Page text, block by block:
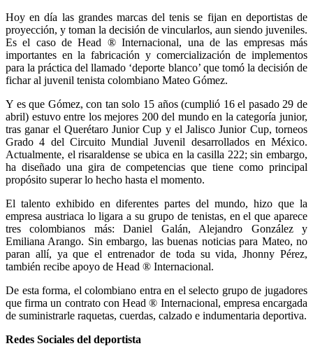
Hoy en día las grandes marcas del tenis se fijan en deportistas de
proyección, y toman la decisión de vincularlos, aun siendo juveniles.
Es el caso de Head ® Internacional, una de las empresas más
importantes en la fabricación y comercialización de implementos
para la práctica del llamado ‘deporte blanco’ que tomó la decisión de
fichar al juvenil tenista colombiano Mateo Gómez.
Y es que Gómez, con tan solo 15 años (cumplió 16 el pasado 29 de
abril) estuvo entre los mejores 200 del mundo en la categoría junior,
tras ganar el Querétaro Junior Cup y el Jalisco Junior Cup, torneos
Grado 4 del Circuito Mundial Juvenil desarrollados en México.
Actualmente, el risaraldense se ubica en la casilla 222; sin embargo,
ha diseñado una gira de competencias que tiene como principal
propósito superar lo hecho hasta el momento.
El talento exhibido en diferentes partes del mundo, hizo que la
empresa austriaca lo ligara a su grupo de tenistas, en el que aparece
tres colombianos más: Daniel Galán, Alejandro González y
Emiliana Arango. Sin embargo, las buenas noticias para Mateo, no
paran allí, ya que el entrenador de toda su vida, Jhonny Pérez,
también recibe apoyo de Head ® Internacional.
De esta forma, el colombiano entra en el selecto grupo de jugadores
que firma un contrato con Head ® Internacional, empresa encargada
de suministrarle raquetas, cuerdas, calzado e indumentaria deportiva.
Redes Sociales del deportista